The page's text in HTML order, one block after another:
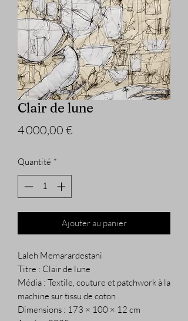
Clair de lune
4 000,00 €
Quantité *
Ajouter au panier
Laleh Memarardestani
Titre : Clair de lune
Média : Textile, couture et patchwork à la
machine sur tissu de coton
Dimensions : 173 × 100 × 12 cm